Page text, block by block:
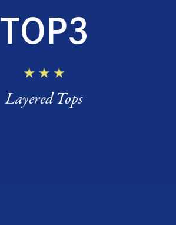
TOP3
Layered Tops